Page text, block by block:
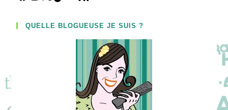
QUELLE BLOGUEUSE JE SUIS ?